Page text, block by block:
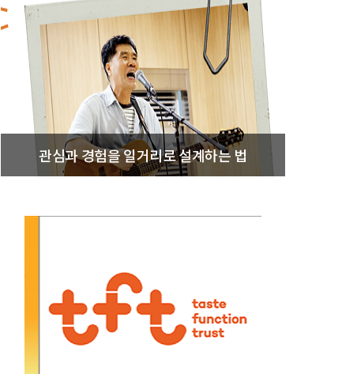
관심과 경험을 일거리로 설계하는 법